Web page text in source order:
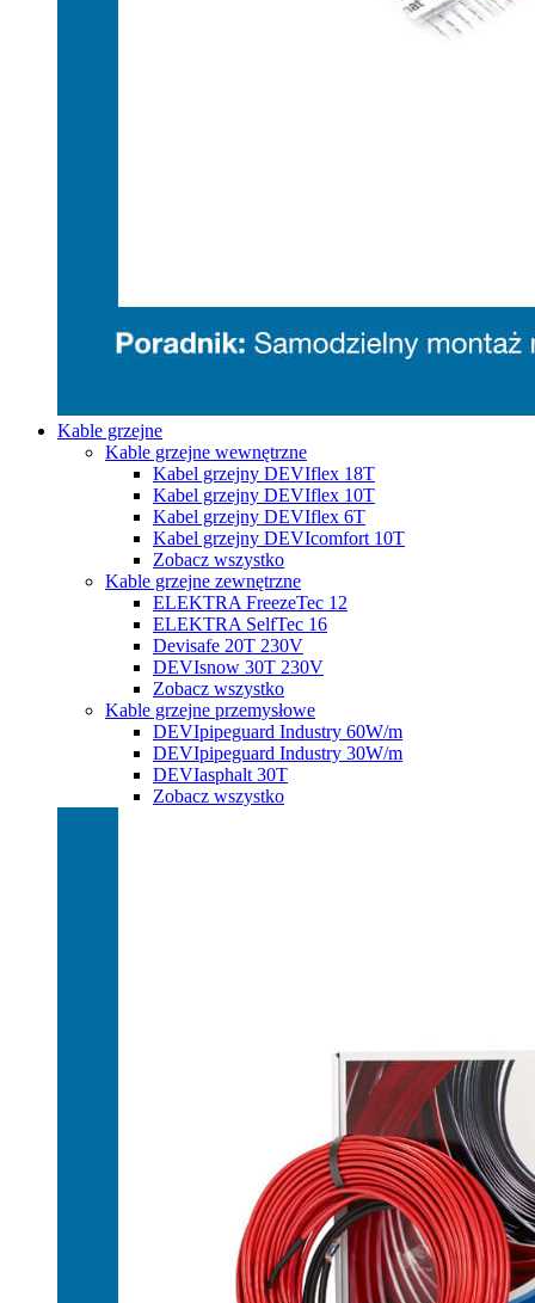
Kable grzejne
Kable grzejne wewnętrzne
Kabel grzejny DEVIflex 18T
Kabel grzejny DEVIflex 10T
Kabel grzejny DEVIflex 6T
Kabel grzejny DEVIcomfort 10T
Zobacz wszystko
Kable grzejne zewnętrzne
ELEKTRA FreezeTec 12
ELEKTRA SelfTec 16
Devisafe 20T 230V
DEVIsnow 30T 230V
Zobacz wszystko
Kable grzejne przemysłowe
DEVIpipeguard Industry 60W/m
DEVIpipeguard Industry 30W/m
DEVIasphalt 30T
Zobacz wszystko